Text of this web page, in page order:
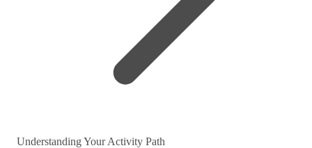
Understanding Your Activity Path